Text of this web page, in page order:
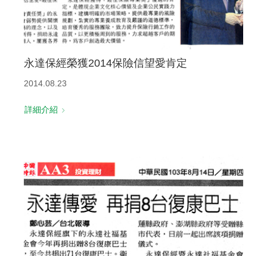
永達保經榮獲2014保險信望愛肯定
2014.08.23
詳細介紹